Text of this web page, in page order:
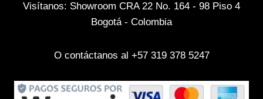
Visítanos: Showroom CRA 22 No. 164 - 98 Piso 4
Bogotá - Colombia
O contáctanos al +57 319 378 5247